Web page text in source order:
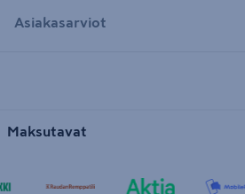
Asiakasarviot
Maksutavat